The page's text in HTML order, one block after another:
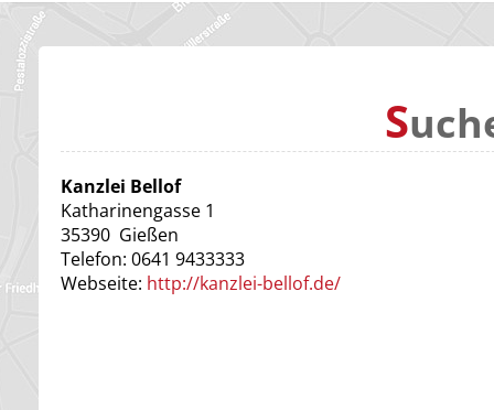
S
Kanzlei Bellof
Katharinengasse 1
35390 Gießen
Telefon: 0641 9433333
Webseite: http://kanzlei-bellof.de/